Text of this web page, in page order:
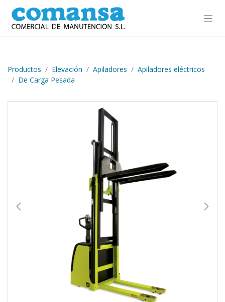
Ir al contenido
Productos Elevación Apiladores
Apiladores eléctricos
De Carga Pesada